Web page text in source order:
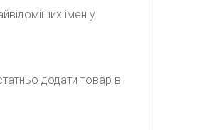
імен у
додати товар в